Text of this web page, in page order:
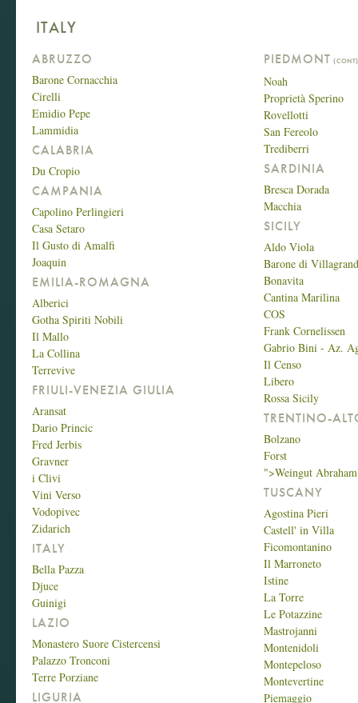
ITALY
ABRUZZO
Barone Cornacchia
Cirelli
Emidio Pepe
Lammidia
CALABRIA
Du Cropio
CAMPANIA
Capolino Perlingieri
Casa Setaro
Il Gusto di Amalfi
Joaquin
EMILIA-ROMAGNA
Alberici
Gotha Spiriti Nobili
Il Mallo
La Collina
Terrevive
FRIULI-VENEZIA GIULIA
Aransat
Dario Princic
Fred Jerbis
Gravner
i Clivi
Vini Verso
Vodopivec
Zidarich
ITALY
Bella Pazza
Djuce
Guinigi
LAZIO
Monastero Suore Cistercensi
Palazzo Tronconi
Terre Porziane
LIGURIA
PIEDMONT (CONT)
Noah
Proprietà Sperino
Rovellotti
San Fereolo
Trediberri
SARDINIA
Bresca Dorada
Macchia
SICILY
Aldo Viola
Barone di
Bonavita
Cantina Marilina
COS
Frank Cornelissen
Gabrio Bini - Az.
Il Censo
Libero
Rossa Sicily
TRENTINO-
Bolzano
Forst
">Weingut Abraham
TUSCANY
Agostina Pieri
Castell' in Villa
Ficomontanino
Il Marroneto
Istine
La Torre
Le Potazzine
Mastrojanni
Montenidoli
Montepeloso
Montevertine
Piemaggio